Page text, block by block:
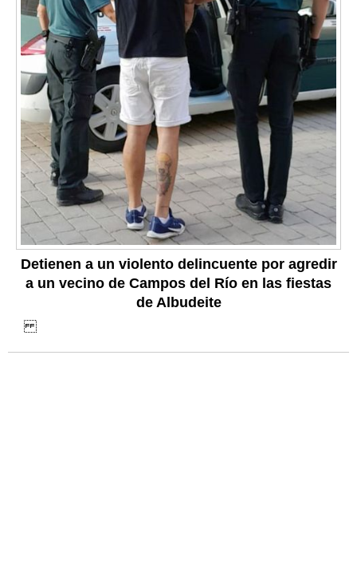
Detienen a un violento delincuente por agredir
a un vecino de Campos del Río en las fiestas
de Albudeite